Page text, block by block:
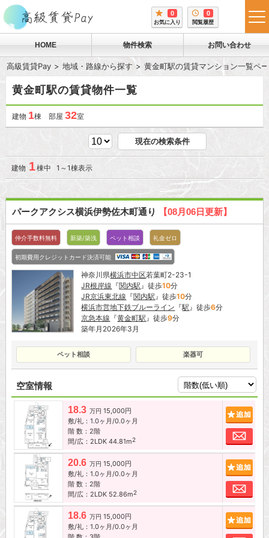
0
お気に入り
0
閲覧履歴
HOME 物件検索 お問い合わせ
高級賃貸Pay 地域・路線から探す 黄金町駅の賃貸マンション一覧ペ
黄金町駅の賃貸物件一覧
建物 1棟 部屋 32室
現在の検索条件
建物 1棟中 1～1棟表示
パークアクシス横浜伊勢佐木町通り 【08月06日更新】
仲介手数料無料 新築/築浅 ペット相談 礼金ゼロ
初期費用クレジットカード決済可能
神奈川県横浜市中区若葉町2-23-1
JR根岸線 『関内駅』徒歩10分
JR京浜東北線 『関内駅』徒歩10分
横浜市営地下鉄ブルーライン 『駅』徒歩6分
京急本線 『黄金町駅』徒歩9分
築年月2026年3月
ペット相談 楽器可
空室情報
18.3 万円 15,000円
敷/礼：1.0ヶ月/0.0ヶ月
階 数：2階
間/広：2LDK 44.81m2
お
20.6 万円 15,000円
敷/礼：1.0ヶ月/0.0ヶ月
階 数：2階
間/広：2LDK 52.86m2
お
18.6 万円 15,000円
敷/礼：1.0ヶ月/0.0ヶ月